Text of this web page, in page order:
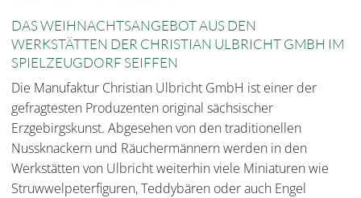
DAS WEIHNACHTSANGEBOT AUS DEN
WERKSTÄTTEN DER CHRISTIAN ULBRICHT GMBH IM
SPIELZEUGDORF SEIFFEN
Die Manufaktur Christian Ulbricht GmbH ist einer der
gefragtesten Produzenten original sächsischer
Erzgebirgskunst. Abgesehen von den traditionellen
Nussknackern und Räuchermännern werden in den
Werkstätten von Ulbricht weiterhin viele Miniaturen wie
Struwwelpeterfiguren, Teddybären oder auch Engel